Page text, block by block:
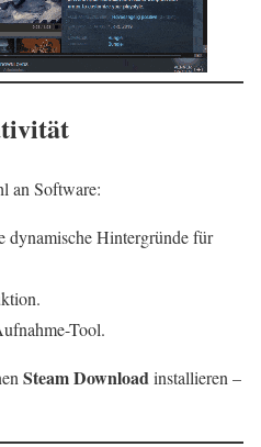
an Software:
dynamische Hintergründe für
Tool.
Steam Downloadinstallieren –